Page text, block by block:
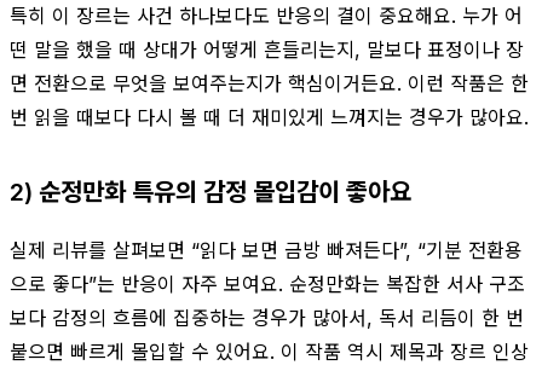
특히 이 장르는 사건 하나보다도 반응의 결이 중요해요. 누가 어
떤 말을 했을 때 상대가 어떻게 흔들리는지, 말보다 표정이나 장
면 전환으로 무엇을 보여주는지가 핵심이거든요. 이런 작품은 한
번 읽을 때보다 다시 볼 때 더 재미있게 느껴지는 경우가 많아요.
2) 순정만화 특유의 감정 몰입감이 좋아요
실제 리뷰를 살펴보면 “읽다 보면 금방 빠져든다”, “기분 전환용
으로 좋다”는 반응이 자주 보여요. 순정만화는 복잡한 서사 구조
보다 감정의 흐름에 집중하는 경우가 많아서, 독서 리듬이 한 번
붙으면 빠르게 몰입할 수 있어요. 이 작품 역시 제목과 장르 인상